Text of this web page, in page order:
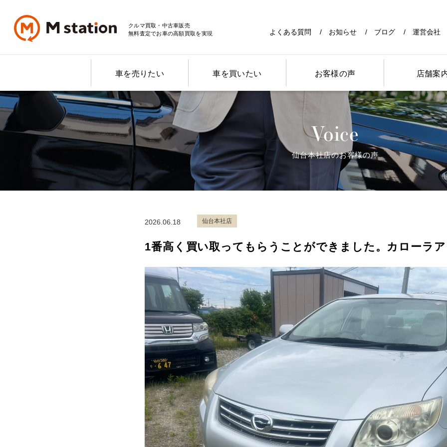
クルマ買取・中古車販売
無料査定でお車の高額買取を実現
よくある質問 お知らせ ブログ 運営会社
車を売りたい 車を買いたい お客様の声 店舗案
Voice
仙台本社店のお客様の声
2026.06.18 仙台本社店
1番高く買い取ってもらうことができました。カローラ